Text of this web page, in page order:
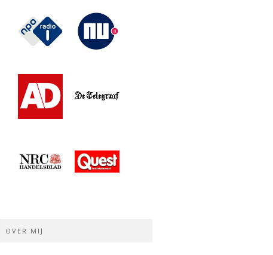
OVER MIJ